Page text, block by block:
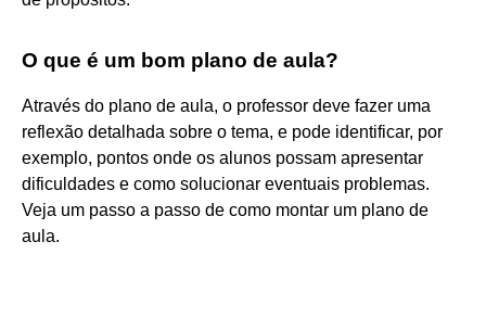
O que é um bom plano de aula?
Através do plano de aula, o professor deve fazer uma
reflexão detalhada sobre o tema, e pode identificar, por
exemplo, pontos onde os alunos possam apresentar
dificuldades e como solucionar eventuais problemas.
Veja um passo a passo de como montar um plano de
aula.